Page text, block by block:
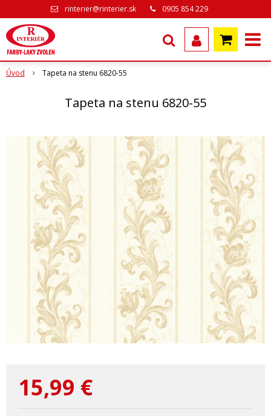
rinterier@rinterier.sk 0905 854 229
Úvod Tapeta na stenu 6820-55
Tapeta na stenu 6820-55
15,99 €